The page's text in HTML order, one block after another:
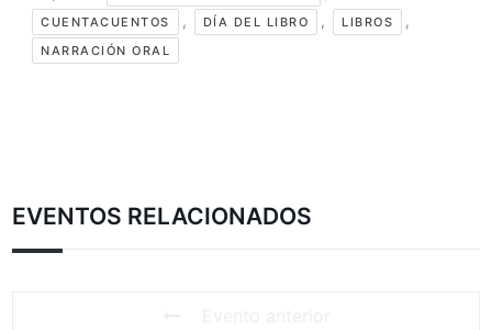
CUENTACUENTOS , DÍA DEL LIBRO , LIBROS ,
NARRACIÓN ORAL
EVENTOS RELACIONADOS